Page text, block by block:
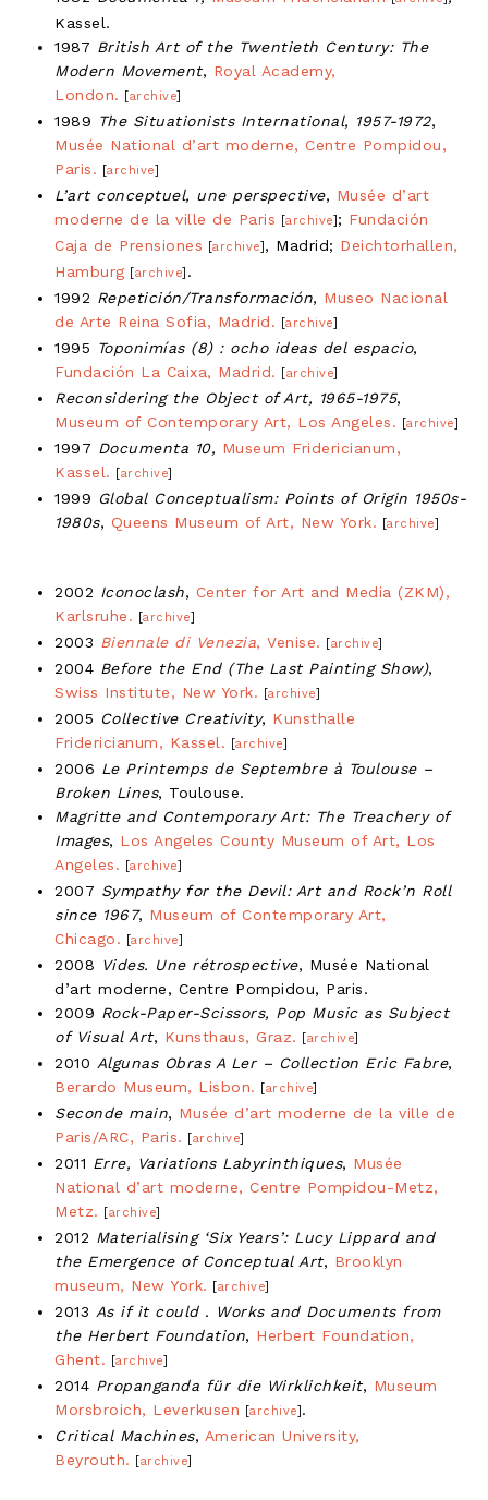
Kassel.
1987 British Art of the Twentieth Century: The
Modern Movement, Royal Academy,
London.
[archive]
1989 The Situationists International, 1957-1972,
Musée National d’art moderne, Centre Pompidou,
Paris. [archive]
L’art conceptuel, une perspective, Musée d’art
moderne de la ville de Paris [archive] ; Fundación
Caja de Prensiones [archive] , Madrid; Deichtorhallen,
Hamburg [archive] .
1992 Repetición/Transformación, Museo Nacional
de Arte Reina Sofia, Madrid. [archive]
1995 Toponimías (8) : ocho ideas del espacio,
Fundación La Caixa, Madrid.
[archive]
Reconsidering the Object of Art, 1965-1975,
Museum of Contemporary Art, Los Angeles. [archive]
1997 Documenta 10, Museum Fridericianum,
Kassel.
[archive]
1999 Global Conceptualism: Points of Origin 1950s-
1980s, Queens Museum of Art, New York. [archive]
2002 Iconoclash, Center for Art and Media (ZKM),
Karlsruhe. [archive]
2003 Biennale di Venezia, Venise. [archive]
2004 Before the End (The Last Painting Show),
Swiss Institute, New York. [archive]
2005 Collective Creativity, Kunsthalle
Fridericianum, Kassel. [archive]
2006 Le Printemps de Septembre à Toulouse –
Broken Lines, Toulouse.
Magritte and Contemporary Art: The Treachery of
Images, Los Angeles County Museum of Art, Los
Angeles. [archive]
2007 Sympathy for the Devil: Art and Rock’n Roll
since 1967, Museum of Contemporary Art,
Chicago. [archive]
2008 Vides. Une rétrospective, Musée National
d’art moderne, Centre Pompidou, Paris.
2009 Rock-Paper-Scissors, Pop Music as Subject
of Visual Art, Kunsthaus, Graz. [archive]
2010 Algunas Obras A Ler – Collection Eric Fabre,
Berardo Museum, Lisbon.
[archive]
Seconde main, Musée d’art moderne de la ville de
Paris/ARC, Paris.
[archive]
2011 Erre, Variations Labyrinthiques, Musée
National d’art moderne, Centre Pompidou-Metz,
Metz.
[archive]
2012 Materialising ‘Six Years’: Lucy Lippard and
the Emergence of Conceptual Art, Brooklyn
museum, New York.
[archive]
2013 As if it could . Works and Documents from
the Herbert Foundation, Herbert Foundation,
Ghent. [archive]
2014 Propanganda für die Wirklichkeit, Museum
Morsbroich, Leverkusen [archive] .
Critical Machines, American University,
Beyrouth.
[archive]